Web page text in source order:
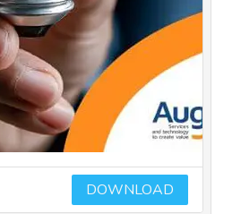
DOWNLOAD